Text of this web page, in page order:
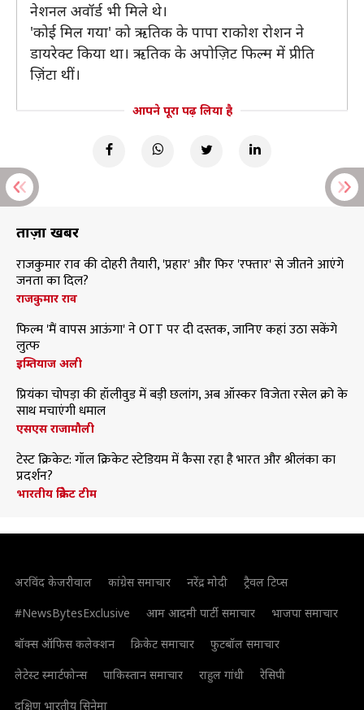
नेशनल अवॉर्ड भी मिले थे।
'कोई मिल गया' को ऋतिक के पापा राकोश रोशन ने
डायरेक्ट किया था। ऋतिक के अपोज़िट फिल्म में प्रीति
ज़िंटा थीं।
आपने पूरा पढ़ लिया है
ताज़ा खबरें
राजकुमार राव की दोहरी तैयारी, 'प्रहार' और फिर 'रफ्तार' से जीतने आएंगे
जनता का दिल?
राजकुमार राव
फिल्म 'मैं वापस आऊंगा' ने OTT पर दी दस्तक, जानिए कहां उठा सकेंगे
लुत्फ
इम्तियाज अली
प्रियंका चोपड़ा की हॉलीवुड में बड़ी छलांग, अब ऑस्कर विजेता रसेल क्रो के
साथ मचाएंगी धमाल
एसएस राजामौली
टेस्ट क्रिकेट: गॉल क्रिकेट स्टेडियम में कैसा रहा है भारत और श्रीलंका का
प्रदर्शन?
भारतीय क्रिकेट टीम
अरविंद केजरीवाल कांग्रेस समाचार नरेंद्र मोदी
ट्रैवल टिप्स
#NewsBytesExclusive
आम आदमी पार्टी समाचार
भाजपा समाचार
बॉक्स ऑफिस कलेक्शन
क्रिकेट समाचार
फुटबॉल समाचार
लेटेस्ट स्मार्टफोन्स
पाकिस्तान समाचार राहुल गांधी
रेसिपी
दक्षिण भारतीय सिनेमा